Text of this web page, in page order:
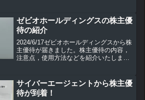
ゼビオホールディングスの株主優
待の紹介
2024/6/17ゼビオホールディングスから株
主優待が届きました。株主優待の内容，
注意点，使用方法などを紹介いたしま
サイバーエージェントから株主優
待が到着！